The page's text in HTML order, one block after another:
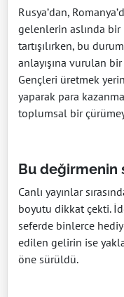
Rusya’dan,
gelenlerin aslında bir
tartışılırken, bu
anlayışına vurulan
Gençleri üretmek
yaparak para
toplumsal bir
Bu değirmenin
Canlı yayınlar
boyutu dikkat çekti.
seferde binlerce
edilen gelirin ise
öne sürüldü.